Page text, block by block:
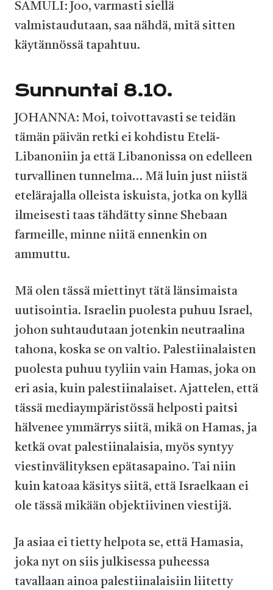
SAMULI: Joo, varmasti siellä
valmistaudutaan, saa nähdä, mitä sitten
käytännössä tapahtuu.
Sunnuntai 8.10.
JOHANNA: Moi, toivottavasti se teidän
tämän päivän retki ei kohdistu Etelä-
Libanoniin ja että Libanonissa on edelleen
turvallinen tunnelma… Mä luin just niistä
etelärajalla olleista iskuista, jotka on kyllä
ilmeisesti taas tähdätty sinne Shebaan
farmeille, minne niitä ennenkin on
ammuttu.
Mä olen tässä miettinyt tätä länsimaista
uutisointia. Israelin puolesta puhuu Israel,
johon suhtaudutaan jotenkin neutraalina
tahona, koska se on valtio. Palestiinalaisten
puolesta puhuu tyyliin vain Hamas, joka on
eri asia, kuin palestiinalaiset. Ajattelen, että
tässä mediaympäristössä helposti paitsi
hälvenee ymmärrys siitä, mikä on Hamas, ja
ketkä ovat palestiinalaisia, myös syntyy
viestinvälityksen epätasapaino. Tai niin
kuin katoaa käsitys siitä, että Israelkaan ei
ole tässä mikään objektiivinen viestijä.
Ja asiaa ei tietty helpota se, että Hamasia,
joka nyt on siis julkisessa puheessa
tavallaan ainoa palestiinalaisiin liitetty